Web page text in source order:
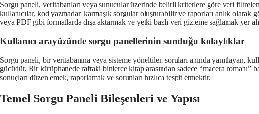
Sorgu paneli, veritabanları veya sunucular üzerinde belirli kriterlere göre veri
kullanıcılar, kod yazmadan karmaşık sorgular oluşturabilir ve raporları anlık
veya PDF gibi formatlarda dışa aktarmak ve yetki bazlı veri gizleme sağlamak yer
Kullanıcı arayüzünde sorgu panellerinin sunduğu kolaylıklar
Sorgu paneli, bir veritabanına veya sisteme yöneltilen soruları anında yanıtlayan,
gücüdür. Bir kütüphanede raftaki binlerce kitap arasından sadece “macera romanı”
sonuçları düzenlemek, raporlamak ve sorunları hızlıca tespit etmektir.
Temel Sorgu Paneli Bileşenleri ve Yapısı